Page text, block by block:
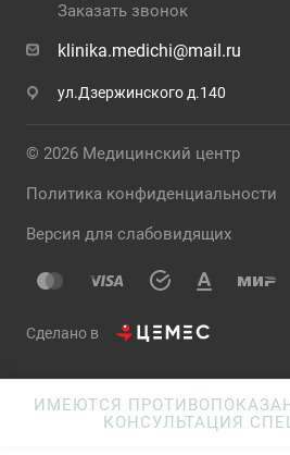
Заказать звонок
klinika.medichi@mail.ru
ул.Дзержинского д.140
© 2026 Медицинский центр
Политика конфиденциальности
Версия для слабовидящих
Сделано в
ИМЕЮТСЯ
КОНСУЛЬТАЦИЯ